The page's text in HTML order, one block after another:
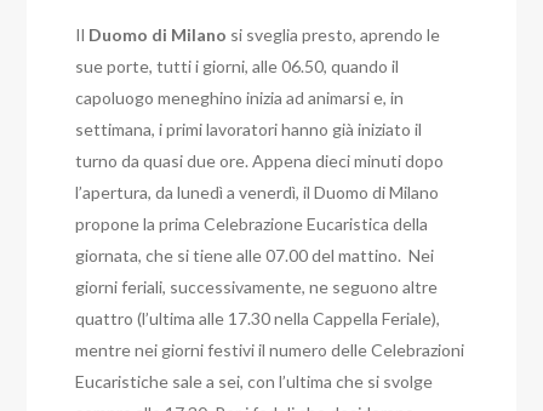
Il Duomo di Milano si sveglia presto, aprendo le
sue porte, tutti i giorni, alle 06.50, quando il
capoluogo meneghino inizia ad animarsi e, in
settimana, i primi lavoratori hanno già iniziato il
turno da quasi due ore.Appena dieci minuti dopo
l’apertura, da lunedì a venerdì, il Duomo di Milano
propone la prima Celebrazione Eucaristica della
giornata, che si tiene alle 07.00 del mattino.Nei
giorni feriali, successivamente, ne seguono altre
quattro (l’ultima alle 17.30 nella Cappella Feriale),
mentre nei giorni festivi il numero delle Celebrazioni
Eucaristiche sale a sei, con l’ultima che si svolge